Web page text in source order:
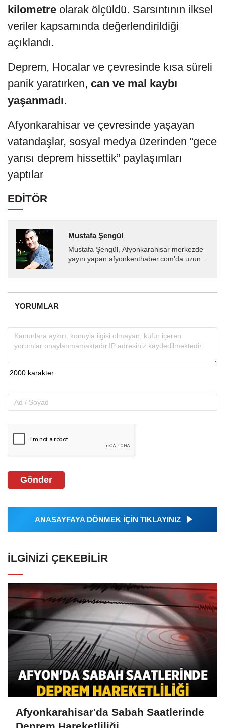
kilometre olarak ölçüldü. Sarsıntının ilksel
veriler kapsamında değerlendirildiği
açıklandı.
Deprem, Hocalar ve çevresinde kısa süreli
panik yaratırken, can ve mal kaybı
yaşanmadı.
Afyonkarahisar ve çevresinde yaşayan
vatandaşlar, sosyal medya üzerinden “gece
yarısı deprem hissettik” paylaşımları
yaptılar
EDİTÖR
Mustafa Şengül
Mustafa Şengül, Afyonkarahisar merkezde
yayın yapan afyonkenthaber.com’da uzun
almakta, haber akışı...
YORUMLAR
Gönder
ANASAYFAYA DÖNMEK İÇİN TIKLAYINIZ
İLGINIZI ÇEKEBILIR
Afyonkarahisar'da Sabah Saatlerinde